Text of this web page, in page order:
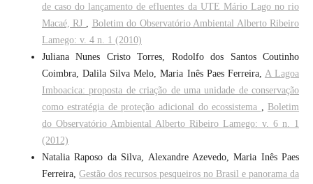
de caso do lançamento de efluentes da UTE Mário Lago no rio
Macaé, RJ
Boletim do Observatório Ambiental Alberto Ribeiro
Lamego: v. 4 n. 1 (2010)
Juliana Nunes Cristo Torres, Rodolfo dos Santos Coutinho
Coimbra, Dalila Silva Melo, Maria Inês Paes Ferreira, A Lagoa
Imboacica: proposta de criação de uma unidade de conservação
como estratégia de proteção adicional do ecossistema
Boletim
do Observatório Ambiental Alberto Ribeiro Lamego: v. 6 n. 1
(2012)
Natalia Raposo da Silva, Alexandre Azevedo, Maria Inês Paes
Ferreira, Gestão dos recursos pesqueiros no Brasil e panorama da